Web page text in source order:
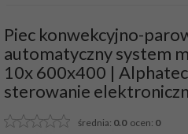
Piec konwekcyjno-
automatyczny system
10x 600x400 |
sterowanie
średnia: 0.0ocen: 0